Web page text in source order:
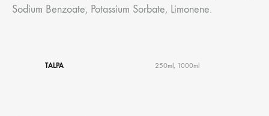
Sodium Benzoate, Potassium Sorbate, Limonene.
TALPA 250ml, 1000ml